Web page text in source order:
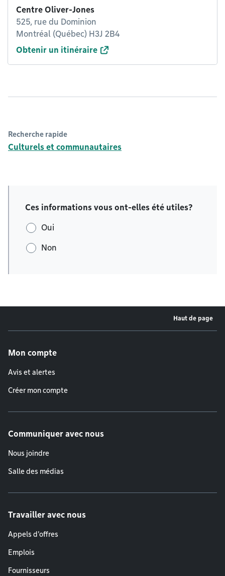
Centre Oliver-Jones
525, rue du Dominion
Montréal (Québec) H3J 2B4
Obtenir un itinéraire
Recherche rapide
Culturels et communautaires
Ces informations vous ont-elles été utiles?
Oui
Non
Haut de page
Mon compte
Avis et alertes
Créer mon compte
Communiquer avec nous
Nous joindre
Salle des médias
Travailler avec nous
Appels d'offres
Emplois
Fournisseurs